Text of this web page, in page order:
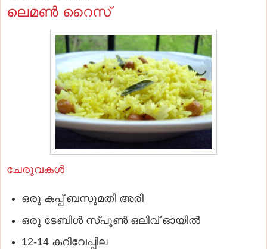
ലെമണ്‍ റൈസ്
ചേരുവകള്‍
ഒരു കപ്പ് ബസുമതി അരി
ഒരു ടേബിള്‍ സ്പൂണ്‍ ഒലിവ് ഓയില്‍
12-14 കറിവേപ്പില